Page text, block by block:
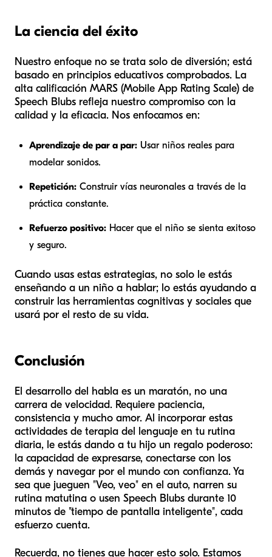
La ciencia del éxito
Nuestro enfoque no se trata solo de diversión; está
basado en principios educativos comprobados. La
alta calificación MARS (Mobile App Rating Scale) de
Speech Blubs refleja nuestro compromiso con la
calidad y la eficacia. Nos enfocamos en:
Aprendizaje de par a par: Usar niños reales para
modelar sonidos.
Repetición: Construir vías neuronales a través de la
práctica constante.
Refuerzo positivo: Hacer que el niño se sienta exitoso
y seguro.
Cuando usas estas estrategias, no solo le estás
enseñando a un niño a hablar; lo estás ayudando a
construir las herramientas cognitivas y sociales que
usará por el resto de su vida.
Conclusión
El desarrollo del habla es un maratón, no una
carrera de velocidad. Requiere paciencia,
consistencia y mucho amor. Al incorporar estas
actividades de terapia del lenguaje en tu rutina
diaria, le estás dando a tu hijo un regalo poderoso:
la capacidad de expresarse, conectarse con los
demás y navegar por el mundo con confianza. Ya
sea que jueguen "Veo, veo" en el auto, narren su
rutina matutina o usen Speech Blubs durante 10
minutos de "tiempo de pantalla inteligente", cada
esfuerzo cuenta.
Recuerda, no tienes que hacer esto solo. Estamos